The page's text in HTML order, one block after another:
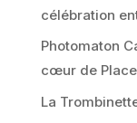
célébration
Photomaton
cœur de
La